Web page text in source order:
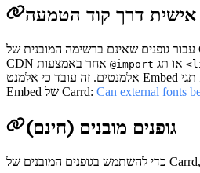
אישית דרך קוד הטמעה
עבור גופנים שאינם ברשימה המובנית של Carrd, משתמשי Pro Standard יכולים להשתמש באלמנט Embed כדי להכניס HTML ו-CSS מותאמים אישית. התבנית הטיפוסית היא לייבא גופן מ-Google Fonts, Adobe Fonts או
@import
Embed של Carrd: Can external fonts
גופנים מובנים (חינם)